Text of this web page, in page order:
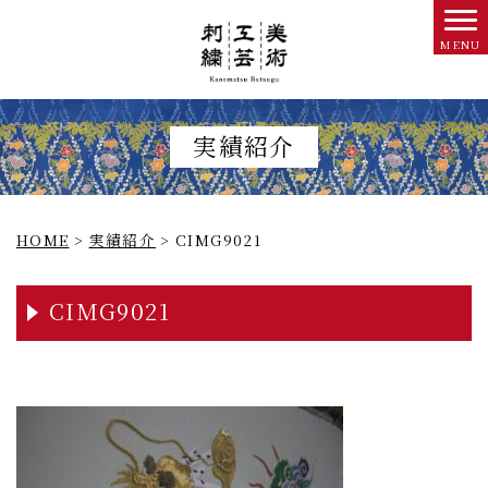
実績紹介
HOME > 実績紹介 >CIMG9021
CIMG9021